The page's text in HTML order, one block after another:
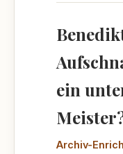
ein
Archiv-